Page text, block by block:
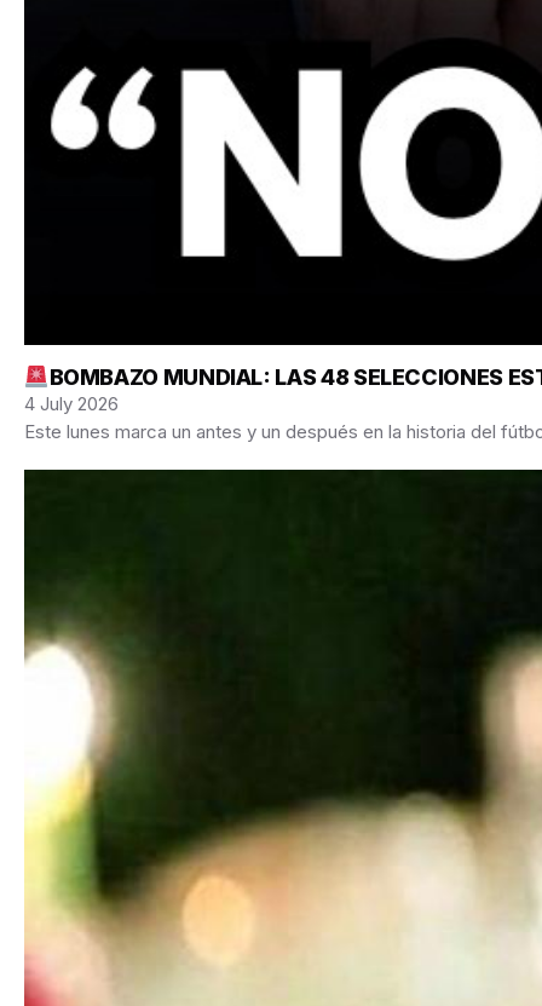
BOMBAZO MUNDIAL: LAS 48 SELECCIONES
4 July 2026
Este lunes marca un antes y un después en la historia del